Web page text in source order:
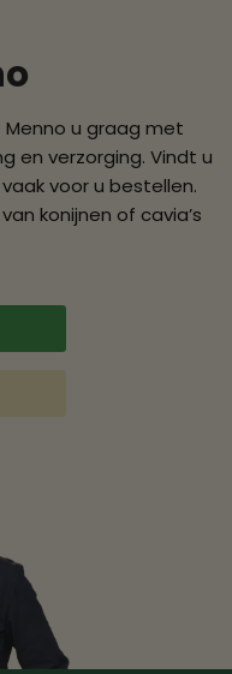
Menno u graag met
en verzorging. Vindt u
voor u bestellen.
konijnen of cavia’s